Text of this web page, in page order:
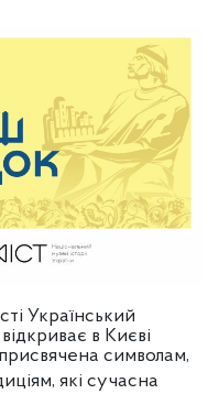
Український
в Києві
символам,
які сучасна